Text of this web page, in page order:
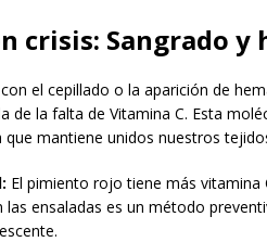
crisis: Sangrado y
el cepillado o la aparición de
de la falta de Vitamina C. Esta
mantiene unidos nuestros
El pimiento rojo tiene más vitamina
las ensaladas es un método